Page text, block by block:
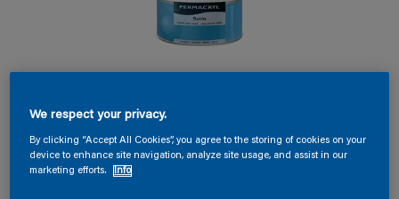
Permacryl Satin
B2.07.76
Kleur wijzigen
We respect your privacy.
By clicking “Accept All Cookies”, you agree to the storing of cookies on your
device to enhance site navigation, analyze site usage, and assist in our
marketing efforts.
Info